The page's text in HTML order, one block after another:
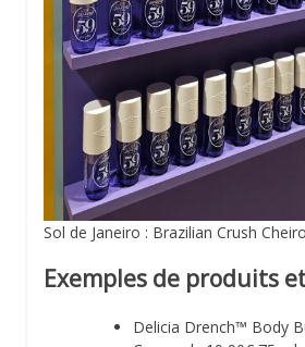
Sol de Janeiro : Brazilian Crush
Exemples de produits
Delicia Drench™ Body